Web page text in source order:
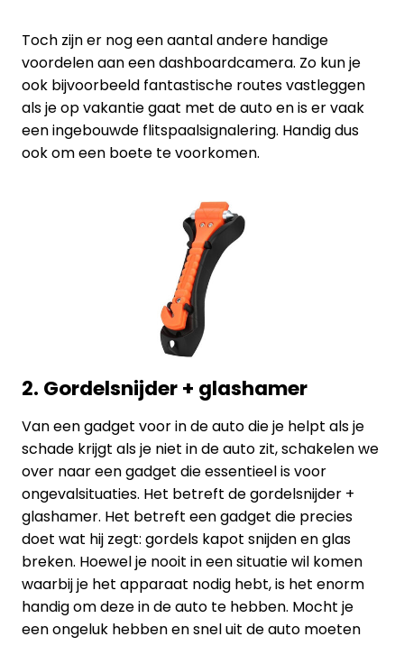
Toch zijn er nog een aantal andere handige
voordelen aan een dashboardcamera. Zo kun je
ook bijvoorbeeld fantastische routes vastleggen
als je op vakantie gaat met de auto en is er vaak
een ingebouwde flitspaalsignalering. Handig dus
ook om een boete te voorkomen.
2. Gordelsnijder + glashamer
Van een gadget voor in de auto die je helpt als je
schade krijgt als je niet in de auto zit, schakelen we
over naar een gadget die essentieel is voor
ongevalsituaties. Het betreft de gordelsnijder +
glashamer. Het betreft een gadget die precies
doet wat hij zegt: gordels kapot snijden en glas
breken. Hoewel je nooit in een situatie wil komen
waarbij je het apparaat nodig hebt, is het enorm
handig om deze in de auto te hebben. Mocht je
een ongeluk hebben en snel uit de auto moeten